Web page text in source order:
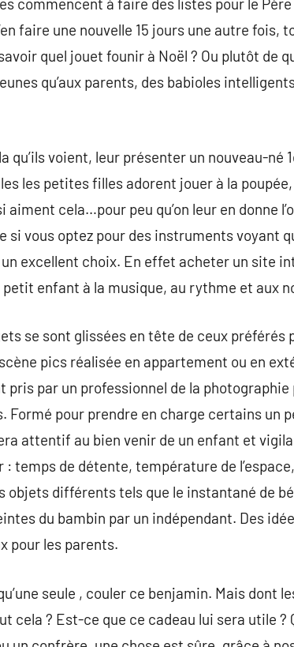
faire une nouvelle 15 jours une autre fois,
quel jouet founir à Noël ? Ou plutôt de
qu’aux parents, des babioles
voient, leur présenter un nouveau-né
les petites filles adorent jouer à la
cela…pour peu qu’on leur en donne
si vous optez pour des instruments voyant
excellent choix. En effet acheter un site
enfant à la musique, au rythme et aux
se sont glissées en tête de ceux préférés
pics réalisée en appartement ou en
pris par un professionnel de la
pour prendre en charge certains un
attentif au bien venir de un enfant et
temps de détente, température de
objets différents tels que le instantané de
du bambin par un indépendant. Des
pour les parents.
seule , couler ce benjamin. Mais dont
cela ? Est-ce que ce cadeau lui sera utile ?